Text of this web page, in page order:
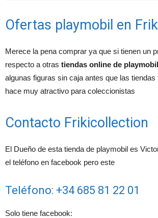
Ofertas playmobil en
Merece la pena comprar ya que si tienen un
respecto a otras tiendas online de
algunas figuras sin caja antes que las
hace muy atractivo para coleccionistas
Contacto Frikicollection
El Dueño de esta tienda de playmobil es
el teléfono en facebook pero este
Teléfono: +34 685 81 22 01
Solo tiene facebook: